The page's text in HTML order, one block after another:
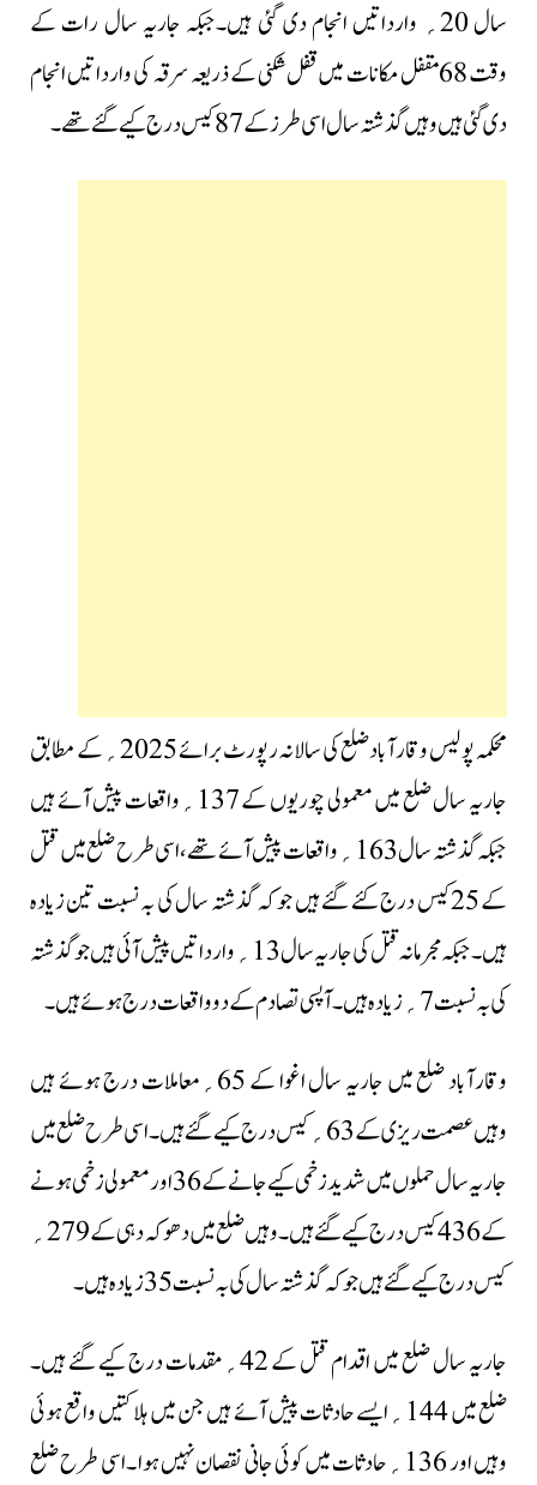
سال 20؍ وارداتیں انجام دی گئی ہیں۔جبکہ جاریہ سال رات کے
وقت 68مقفل مکانات میں قفل شکنی کے ذریعہ سرقہ کی وارداتیں انجام
دی گئی ہیں وہیں گذشتہ سال اسی طرز کے 87 کیس درج کیے گئے تھے۔
محکمہ پولیس وقارآباد ضلع کی سالانہ رپورٹ برائے 2025؍کے مطابق
جاریہ سال ضلع میں معمولی چوریوں کے 137؍واقعات پیش آئے ہیں
جبکہ گذشتہ سال 163؍واقعات پیش آئے تھے،اسی طرح ضلع میں قتل
کے 25کیس درج کئے گئے ہیں جو کہ گذشتہ سال کی بہ نسبت تین زیادہ
ہیں۔ جبکہ مجرمانہ قتل کی جاریہ سال 13؍وارداتیں پیش آئی ہیں جو گذشتہ
کی بہ نسبت 7 ؍ زیادہ ہیں۔ آپسی تصادم کے دو واقعات درج ہوئے ہیں۔
وقارآباد ضلع میں جاریہ سال اغوا کے 65؍معاملات درج ہوئے ہیں
وہیں عصمت ریزی کے63؍کیس درج کیے گئے ہیں۔اسی طرح ضلع میں
جاریہ سال حملوں میں شدید زخمی کیے جانے کے 36اور معمولی زخمی ہونے
کے 436 کیس درج کیے گئے ہیں۔وہیں ضلع میں دھوکہ دہی کے 279؍
کیس درج کیے گئے ہیں جو کہ گذشتہ سال کی بہ نسبت 35 زیادہ ہیں۔
جاریہ سال ضلع میں اقدام قتل کے 42؍مقدمات درج کیے گئے ہیں۔
ضلع میں 144؍ایسے حادثات پیش آئے ہیں جن میں ہلاکتیں واقع ہوئی
وہیں اور 136؍حادثات میں کوئی جانی نقصان نہیں ہوا ۔اسی طرح ضلع